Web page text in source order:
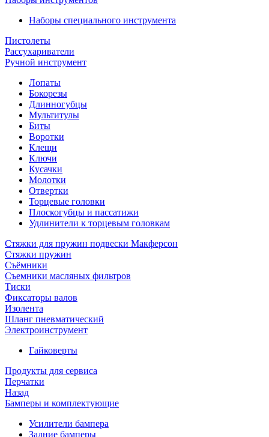
Наборы специального инструмента
Пистолеты
Рассухариватели
Ручной инструмент
Лопаты
Бокорезы
Длинногубцы
Мультитулы
Биты
Воротки
Клещи
Ключи
Кусачки
Молотки
Отвертки
Торцевые головки
Плоскогубцы и пассатижи
Удлинители к торцевым головкам
Стяжки для пружин подвески Макферсон
Стяжки пружин
Съёмники
Съемники масляных фильтров
Тиски
Фиксаторы валов
Изолента
Шланг пневматический
Электроинструмент
Гайковерты
Продукты для сервиса
Перчатки
Назад
Бамперы и комплектующие
Усилители бампера
Задние бамперы